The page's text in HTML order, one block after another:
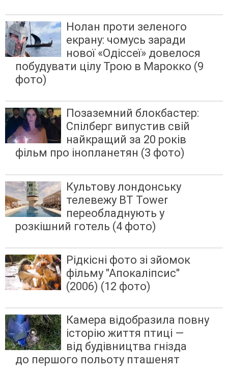
Нолан проти зеленого
екрану: чомусь заради
нової «Одіссеї» довелося
побудувати цілу Трою в Марокко (9
фото)
Позаземний блокбастер:
Спілберг випустив свій
найкращий за 20 років
фільм про інопланетян (3 фото)
Культову лондонську
телевежу BT Tower
переобладнують у
розкішний готель (4 фото)
Рідкісні фото зі зйомок
фільму "Апокаліпсис"
(2006) (12 фото)
Камера відобразила повну
історію життя птиці —
від будівництва гнізда
до першого польоту пташенят